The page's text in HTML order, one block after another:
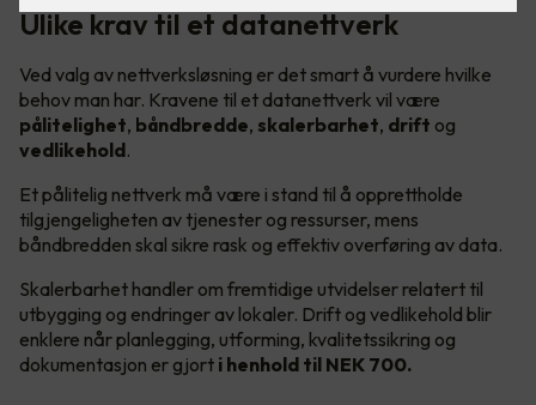
Ulike krav til et datanettverk
Ved valg av nettverksløsning er det smart å vurdere hvilke
behov man har. Kravene til et datanettverk vil være
pålitelighet, båndbredde, skalerbarhet, drift og
vedlikehold.
Et pålitelig nettverk må være i stand til å opprettholde
tilgjengeligheten av tjenester og ressurser, mens
båndbredden skal sikre rask og effektiv overføring av data.
Skalerbarhet handler om fremtidige utvidelser relatert til
utbygging og endringer av lokaler. Drift og vedlikehold blir
enklere når planlegging, utforming, kvalitetssikring og
dokumentasjon er gjort i henhold til NEK 700.